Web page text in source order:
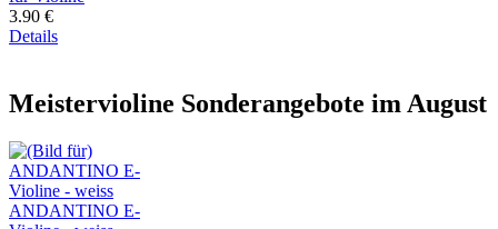
3.90 €
Details
Meistervioline Sonderangebote im August
ANDANTINO E-